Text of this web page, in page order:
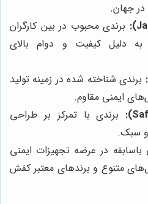
در جهان.
برندی محبوب در بین کارگران
دلیل کیفیت و دوام بالای
برندی شناخته شده در زمینه تولید
ایمنی مقاوم.
برندی با تمرکز بر طراحی
سبک.
در عرضه تجهیزات ایمنی
متنوع و برندهای معتبر کفش